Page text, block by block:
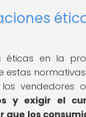
éticas en la
estas
vendedores
y exigir el
los